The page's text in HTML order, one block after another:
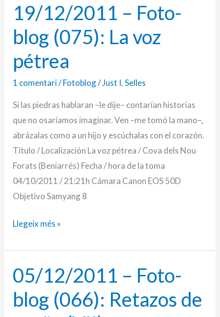
19/12/2011 – Foto-
blog (075): La voz
pétrea
1 comentari/Fotoblog/Just I. Selles
Si las piedras hablaran –le dije– contarían historias
que no osaríamos imaginar. Ven –me tomó la mano–,
abrázalas como a un hijo y escúchalas con el corazón.
Título / Localización La voz pétrea / Cova dels Nou
Forats (Beniarrés) Fecha / hora de la toma
04/10/2011 / 21:21h Cámara Canon EOS 50D
Objetivo Samyang 8
19/12/2011
–
Foto-
blog
(075):
La
voz
Llegeix més »
05/12/2011 – Foto-
blog (066): Retazos de
05/12/2011
–
Foto-